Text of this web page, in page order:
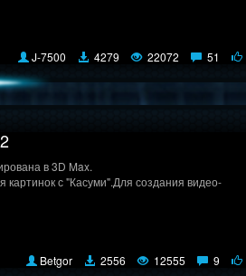
J-7500 4279 22072 51
в 3D Max.
картинок с "Касуми".Для создания видео-
Betgor 2556 12555 9